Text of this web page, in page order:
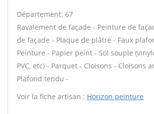
Département: 67
Ravalement de façade - Peinture de
de façade - Plaque de plâtre - Faux
Peinture - Papier peint - Sol souple
PVC, etc) - Parquet - Cloisons - Cloisons
Plafond tendu -
Voir la fiche artisan : Horizon peinture